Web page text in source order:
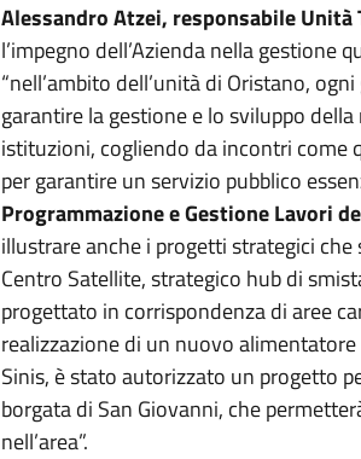
Alessandro Atzei, responsabile
l’impegno dell’Azienda nella
“nell’ambito dell’unità di Oristano,
garantire la gestione e lo sviluppo
istituzioni, cogliendo da incontri
per garantire un servizio pubblico
Programmazione e Gestione Lavori
illustrare anche i progetti strategici
Centro Satellite, strategico hub di
progettato in corrispondenza di aree
realizzazione di un nuovo
Sinis, è stato autorizzato un progetto
borgata di San Giovanni, che
nell’area”.